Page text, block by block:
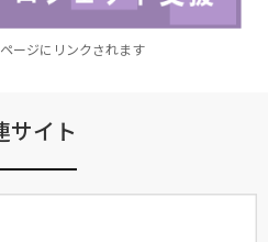
ージにリンクされます
サイト